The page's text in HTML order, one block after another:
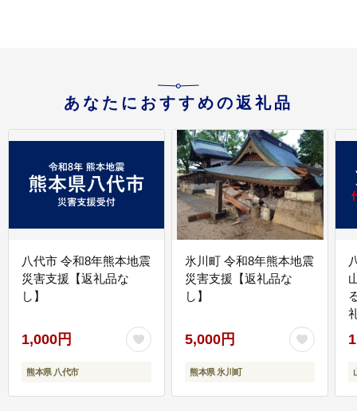
あなたにおすすめの返礼品
八代市 令和8年熊本地震
災害支援【返礼品な
し】
1,000円
熊本県 八代市
氷川町 令和8年熊本地震
災害支援【返礼品な
し】
5,000円
熊本県 氷川町